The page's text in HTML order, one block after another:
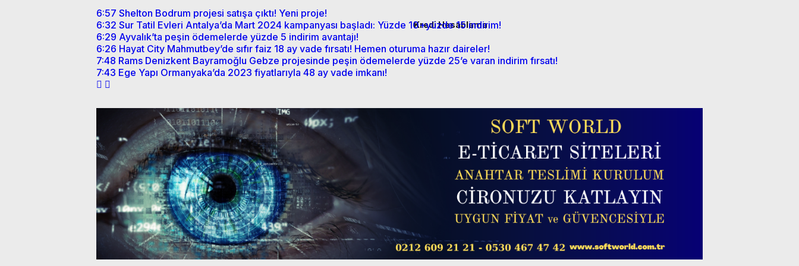
Kredi Hesablama
6:57 Shelton Bodrum projesi satışa çıktı! Yeni proje!
6:32 Sur Tatil Evleri Antalya’da Mart 2024 kampanyası başladı: Yüzde 10+yüzde 15 indirim!
6:29 Ayvalık’ta peşin ödemelerde yüzde 5 indirim avantajı!
6:26 Hayat City Mahmutbey’de sıfır faiz 18 ay vade fırsatı! Hemen oturuma hazır daireler!
7:48 Rams Denizkent Bayramoğlu Gebze projesinde peşin ödemelerde yüzde 25’e varan indirim fırsatı!
7:43 Ege Yapı Ormanyaka’da 2023 fiyatlarıyla 48 ay vade imkanı!